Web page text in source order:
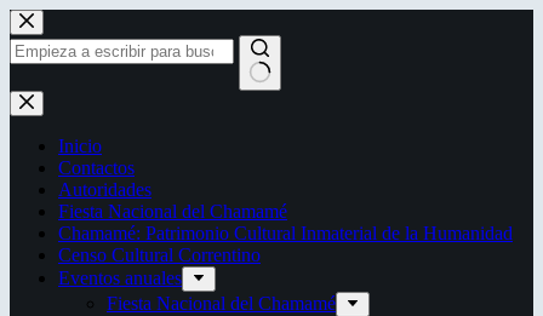
Saltar
al
contenido
Sin
resultados
Inicio
Contactos
Autoridades
Fiesta Nacional del Chamamé
Chamamé: Patrimonio Cultural Inmaterial de la Humanidad
Censo Cultural Correntino
Eventos anuales
Fiesta Nacional del Chamamé